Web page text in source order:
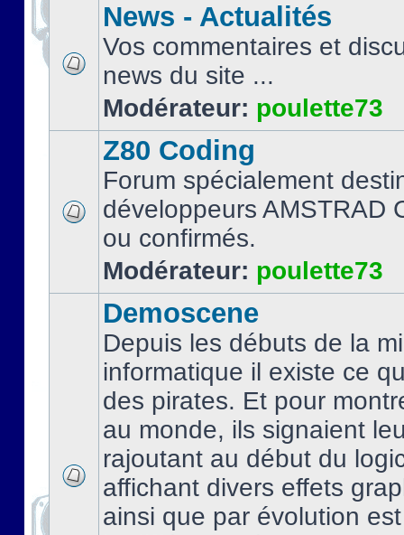
News - Actualités
Vos commentaires et
news du site ...
Modérateur: poulette73
Z80 Coding
Forum spécialement
développeurs AMSTRAD
ou confirmés.
Modérateur: poulette73
Demoscene
Depuis les débuts de la
informatique il existe ce
des pirates. Et pour
au monde, ils signaient
rajoutant au début du
affichant divers effets
ainsi que par évolution